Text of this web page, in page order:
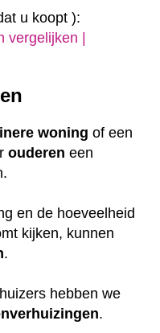
u koopt ):
|
woning of een
ouderen een
en de hoeveelheid
kijken, kunnen
.
hebben we
.